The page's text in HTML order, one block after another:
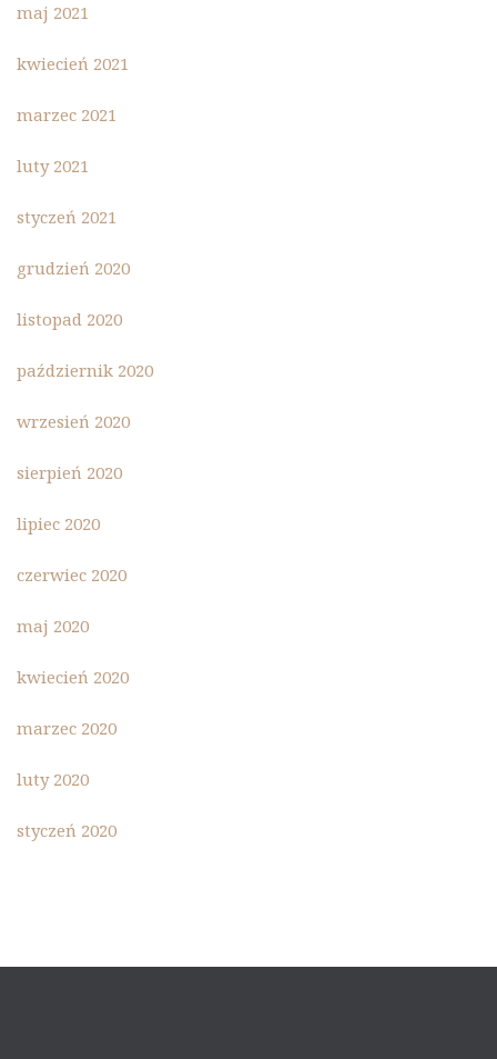
maj 2021
kwiecień 2021
marzec 2021
luty 2021
styczeń 2021
grudzień 2020
listopad 2020
październik 2020
wrzesień 2020
sierpień 2020
lipiec 2020
czerwiec 2020
maj 2020
kwiecień 2020
marzec 2020
luty 2020
styczeń 2020